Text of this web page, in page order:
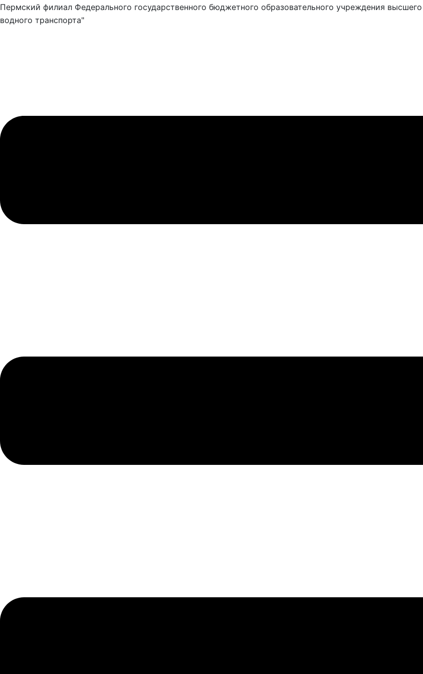
Пермский филиал Федерального государственного бюджетного образовательного учреждения
водного транспорта"